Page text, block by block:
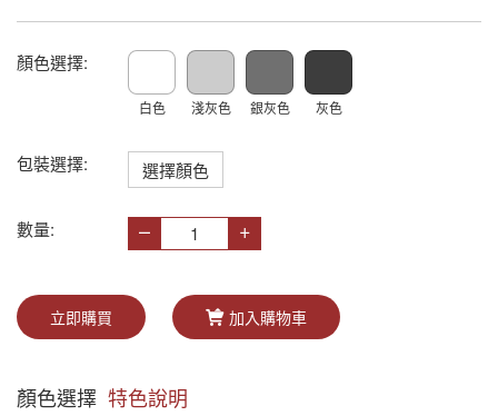
顏色選擇:
白色 淺灰色 銀灰色 灰色
包裝選擇: 選擇顏色
數量: – +
立即購買 加入購物車
顏色選擇 特色說明